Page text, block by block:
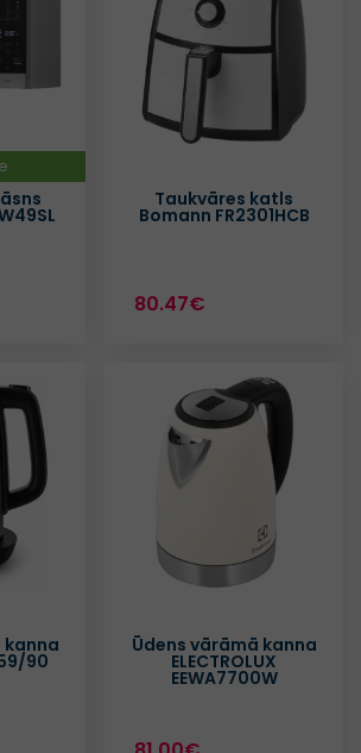
Taukvāres katls
Bomann FR2301HCB
80.47€
kanna
90
Ūdens vārāmā kanna
ELECTROLUX
EEWA7700W